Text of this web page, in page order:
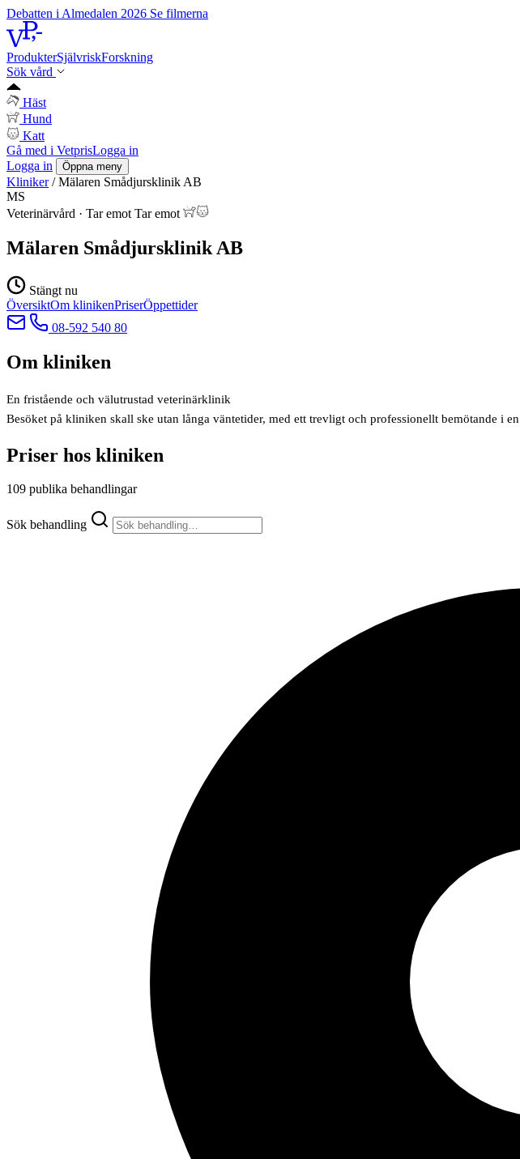
Debatten i Almedalen 2026 Se filmerna
ProdukterSjälvriskForskning
Sök vård
Häst
Hund
Katt
Gå med i VetprisLogga in
Logga in
Öppna meny
Kliniker / Mälaren Smådjursklinik AB
MS
Veterinärvård · Tar emot Tar emot
Mälaren Smådjursklinik AB
Stängt nu
ÖversiktOm klinikenPriserÖppettider
08-592 540 80
Om kliniken
En fristående och välutrustad veterinärklinik
Besöket på kliniken skall ske utan långa väntetider, med ett trevligt och professionellt bemötande i
Priser hos kliniken
109 publika behandlingar
Sök behandling